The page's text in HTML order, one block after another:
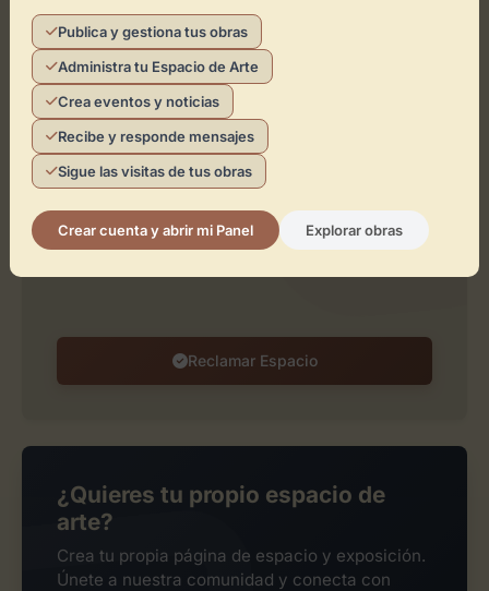
¿Eres el representante de este
espacio?
Reclámalo de forma gratuita para gestionar su
perfil, publicar exposiciones y añadir obras de
Reclamar Espacio
¿Quieres tu propio espacio de
arte?
Crea tu propia página de espacio y exposición.
Únete a nuestra comunidad y conecta con
Publica y gestiona tus obras
Administra tu Espacio de Arte
Crea eventos y noticias
Recibe y responde mensajes
Sigue las visitas de tus obras
Crear cuenta y abrir mi Panel Explorar obras